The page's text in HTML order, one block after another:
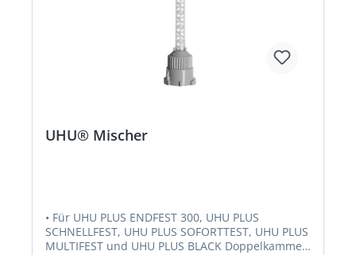
UHU® Mischer
• Für UHU PLUS ENDFEST 300, UHU PLUS
SCHNELLFEST, UHU PLUS SOFORTTEST, UHU PLUS
MULTIFEST und UHU PLUS BLACK Doppelkammer-